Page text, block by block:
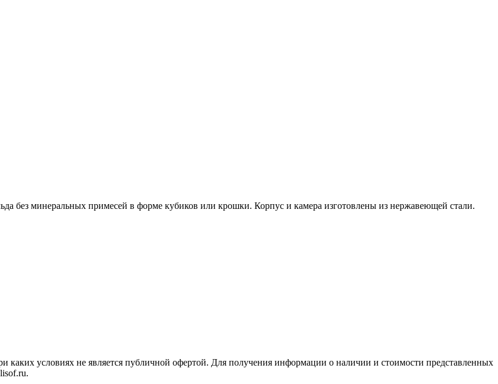
без минеральных примесей в форме кубиков или крошки. Корпус и камера изготовлены из нержавеющей стали.
условиях не является публичной офертой. Для получения информации о наличии и стоимости представленных